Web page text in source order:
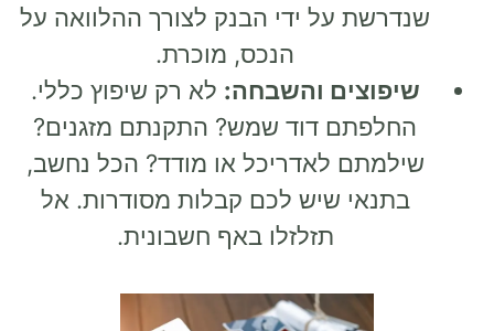
שנדרשת על ידי הבנק לצורך ההלוואה על
הנכס, מוכרת.
שיפוצים והשבחה: לא רק שיפוץ כללי.
החלפתם דוד שמש? התקנתם מזגנים?
שילמתם לאדריכל או מודד? הכל נחשב,
בתנאי שיש לכם קבלות מסודרות. אל
תזלזלו באף חשבונית.